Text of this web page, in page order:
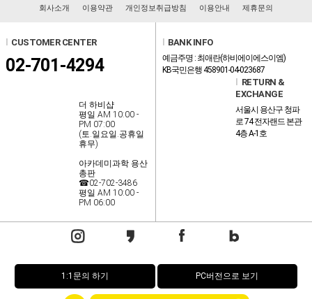
회사소개 이용약관 개인정보취급방침 이용안내 제휴문의
CUSTOMER CENTER
02-701-4294
더 하비샵
평일 AM 10:00 -
PM 07:00
(토.일요일.공휴일
휴무)
아카데미과학 용산
총판
☎02-702-3486
평일 AM 10:00 -
PM 06:00
BANK INFO
예금주명 : 최애란(하비에이에스이엠)
KB국민은행 458901-04-023687
RETURN &
EXCHANGE
서울시 용산구 청파
로 74 전자랜드 본관
4층 A-1호
1:1문의 하기 PC버전으로 보기